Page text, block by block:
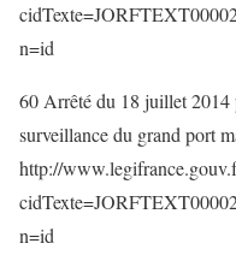
n=id
60 Arrêté du 18 juillet 2014
surveillance du grand port
http://
n=id